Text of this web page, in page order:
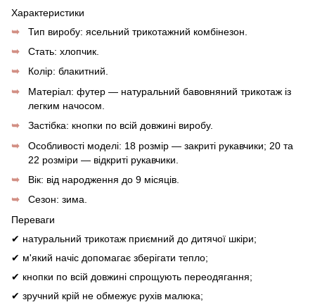
Характеристики
Тип виробу: ясельний трикотажний комбінезон.
Стать: хлопчик.
Колір: блакитний.
Матеріал: футер — натуральний бавовняний трикотаж із
легким начосом.
Застібка: кнопки по всій довжині виробу.
Особливості моделі: 18 розмір — закриті рукавчики; 20 та
22 розміри — відкриті рукавчики.
Вік: від народження до 9 місяців.
Сезон: зима.
Переваги
✔ натуральний трикотаж приємний до дитячої шкіри;
✔ м'який начіс допомагає зберігати тепло;
✔ кнопки по всій довжині спрощують переодягання;
✔ зручний крій не обмежує рухів малюка;